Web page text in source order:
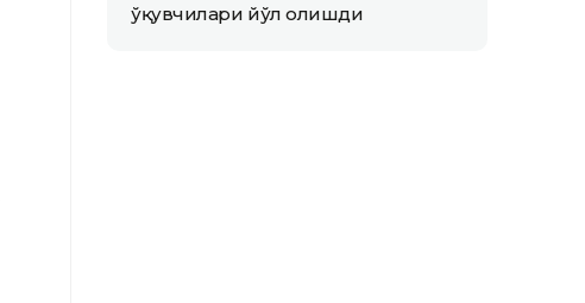
ўқувчилари йўл олишди